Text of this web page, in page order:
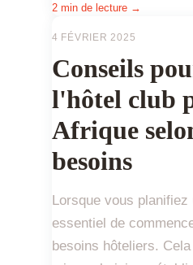
2 min de lecture →
4 FÉVRIER 2025
Conseils
l'hôtel club
Afrique
besoins
Lorsque vous
essentiel de
besoins hôteliers.